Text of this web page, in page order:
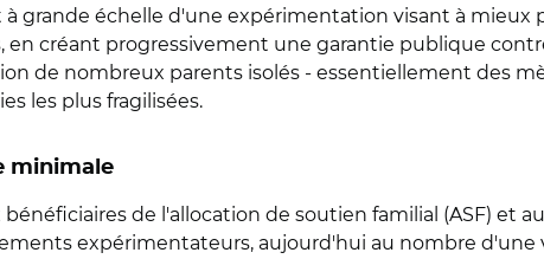
grande échelle d'une expérimentation visant à mieux
en créant progressivement une garantie publique
de nombreux parents isolés - essentiellement des
les plus fragilisées.
minimale
de l'allocation de soutien familial (ASF) et
expérimentateurs, aujourd'hui au nombre